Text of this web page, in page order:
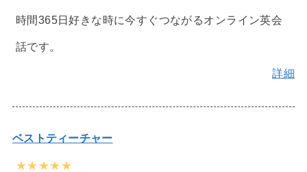
時間365日好きな時に今すぐつながるオンライン英会
話です。
詳細
ベストティーチャー
★★★★★